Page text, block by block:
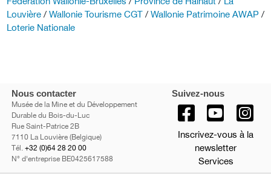
Louvière / Wallonie Tourisme CGT / Wallonie Patrimoine AWAP /
Loterie Nationale
Nous contacter
Musée de la Mine et du Développement
Durable du Bois-du-Luc
Rue Saint-Patrice 2B
7110 La Louvière (Belgique)
Tél. +32 (0)64 28 20 00
N° d'entreprise BE0425617588
Suivez-nous
Inscrivez-vous à la
newsletter
Services